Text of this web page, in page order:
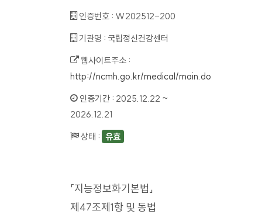
인증번호 : W202512-200
기관명 : 국립정신건강센터
웹사이트주소 :
http://ncmh.go.kr/medical/main.do
인증기간 : 2025.12.22 ~
2026.12.21
상태 : 유효
「지능정보화기본법」
제47조제1항 및 동법